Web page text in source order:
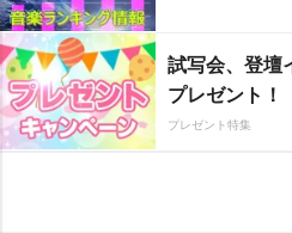
試写会、登壇
プレゼント！
プレゼント特集